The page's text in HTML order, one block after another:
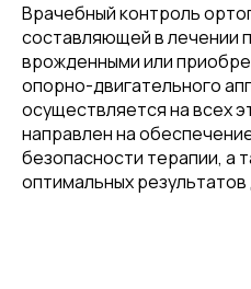
Врачебный контроль
составляющей в лечении
врожденными или
опорно-двигательного
осуществляется на всех
направлен на
безопасности терапии, а
оптимальных